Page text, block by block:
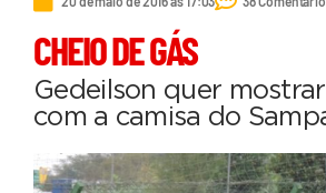
CHEIO DE GÁS
Gedeilson quer
com a camisa do